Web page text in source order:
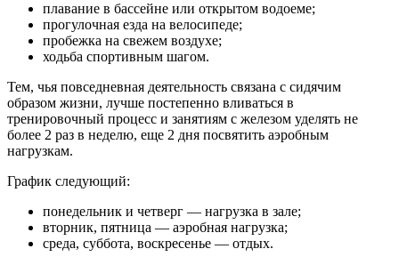
плавание в бассейне или открытом водоеме;
прогулочная езда на велосипеде;
пробежка на свежем воздухе;
ходьба спортивным шагом.
Тем, чья повседневная деятельность связана с сидячим
образом жизни, лучше постепенно вливаться в
тренировочный процесс и занятиям с железом уделять не
более 2 раз в неделю, еще 2 дня посвятить аэробным
нагрузкам.
График следующий:
понедельник и четверг — нагрузка в зале;
вторник, пятница — аэробная нагрузка;
среда, суббота, воскресенье — отдых.